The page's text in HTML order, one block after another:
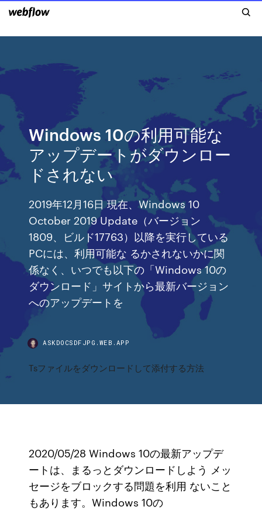
Windows 10の利用可能な
アップデートがダウンロー
ドされない
2019年12月16日 現在、Windows 10
October 2019 Update（バージョン
1809、ビルド17763）以降を実行している
PCには、利用可能な るかされないかに関
係なく、いつでも以下の「Windows 10の
ダウンロード」サイトから最新バージョン
へのアップデートを
ASKDOCSDFJPG.WEB.APP
Tsファイルをダウンロードして添付する方法
2020/05/28 Windows 10の最新アップデ
ートは、まるっとダウンロードしよう メッ
セージをブロックする問題を利用 ないこと
もあります。Windows 10の